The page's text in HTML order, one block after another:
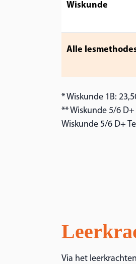
Wiskunde
Alle
* Wiskunde 1B:
** Wiskunde 5/6
Wiskunde 5/6 D+
Via het